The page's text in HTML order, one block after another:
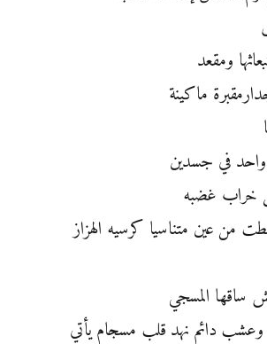
ومقعد
ماكينة
في جسدين
خراب غضبه
من عين متناسيا كرسيه الهزاز
ساقها المسجي
دائم نهد قلب مسجام يأتي